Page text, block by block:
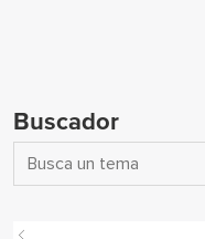
Buscador